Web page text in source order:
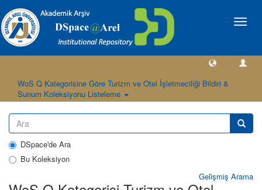
Geçiş
WoS Q Kategorisine Göre Turizm ve Otel İşletmeciliği Bildiri &
Sunum Koleksiyonu Listeleme
DSpace'de Ara
Bu Koleksiyon
Gelişmiş Arama